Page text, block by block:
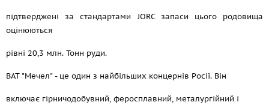
підтверджені за стандартами JORC запаси цього родовища
оцінюються
рівні 20,3 млн. Тонн руди.
ВАТ "Мечел" - це один з найбільших концернів Росії. Він
включає гірничодобувний, феросплавний, металургійний і